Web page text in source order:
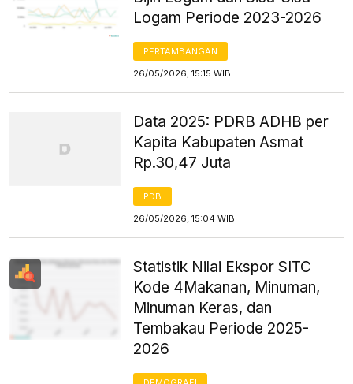
Logam Periode 2023-2026
PERTAMBANGAN
26/05/2026, 15:15 WIB
Data 2025: PDRB ADHB per
Kapita Kabupaten Asmat
Rp.30,47 Juta
PDB
26/05/2026, 15:04 WIB
Statistik Nilai Ekspor SITC
Kode 4Makanan, Minuman,
Minuman Keras, dan
Tembakau Periode 2025-
2026